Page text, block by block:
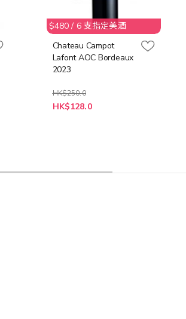
$480 / 6 支指定美酒
Chateau Campot
Lafont AOC Bordeaux
2023
HK$250.0
特
HK$128.0